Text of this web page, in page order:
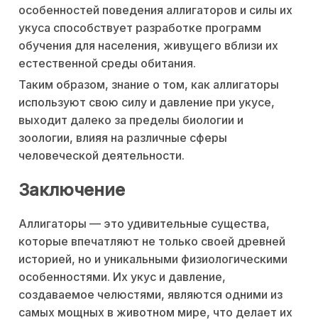
особенностей поведения аллигаторов и силы их
укуса способствует разработке программ
обучения для населения, живущего вблизи их
естественной среды обитания.
Таким образом, знание о том, как аллигаторы
используют свою силу и давление при укусе,
выходит далеко за пределы биологии и
зоологии, влияя на различные сферы
человеческой деятельности.
Заключение
Аллигаторы — это удивительные существа,
которые впечатляют не только своей древней
историей, но и уникальными физиологическими
особенностями. Их укус и давление,
создаваемое челюстями, являются одними из
самых мощных в животном мире, что делает их